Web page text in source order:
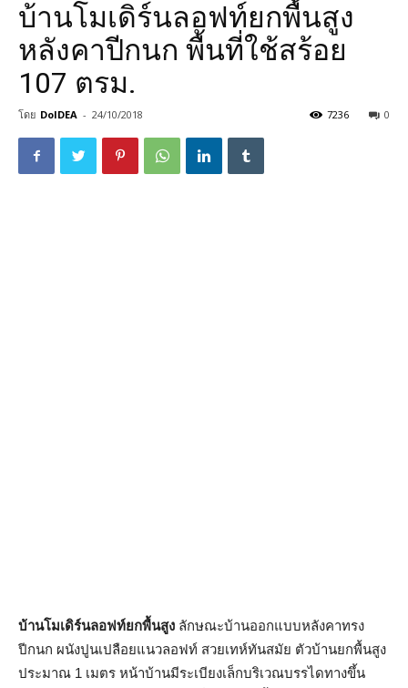
บ้านโมเดิร์นลอฟท์ยกพื้นสูง
หลังคาปีกนก พื้นที่ใช้สร้อย
107 ตรม.
โดย DoIDEA - 24/10/2018 0
7236
บ้านโมเดิร์นลอฟท์ยกพื้นสูง ลักษณะบ้านออกแบบหลังคาทรง
ปีกนก ผนังปูนเปลือยแนวลอฟท์ สวยเทห์ทันสมัย ตัวบ้านยกพื้นสูง
ประมาณ 1 เมตร หน้าบ้านมีระเบียงเล็กบริเวณบรรไดทางขึ้น